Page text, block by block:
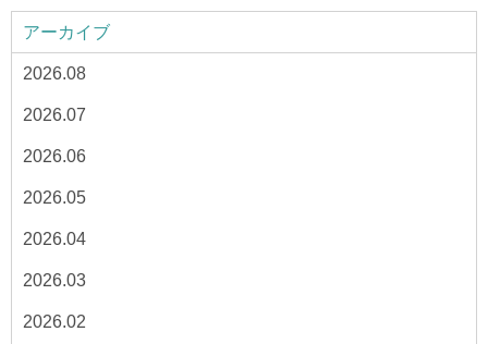
サイトマップ
All rights reserved.
アーカイブ
2026.08
2026.07
2026.06
2026.05
2026.04
2026.03
2026.02